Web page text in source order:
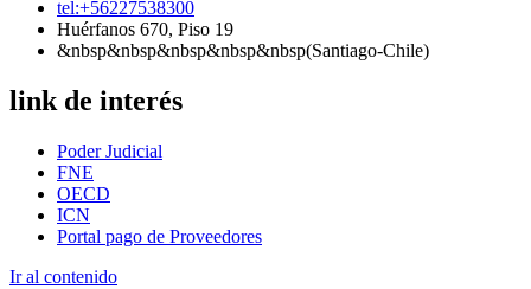
tel:+56227538300
Huérfanos 670, Piso 19
&nbsp&nbsp&nbsp&nbsp&nbsp(Santiago-Chile)
link de interés
Poder Judicial
FNE
OECD
ICN
Portal pago de Proveedores
Ir al contenido